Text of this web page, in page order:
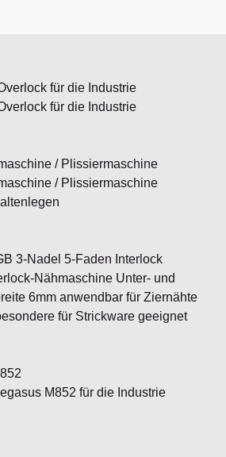
für die Industrie
für die Industrie
/ Plissiermaschine
/ Plissiermaschine
3-Nadel 5-Faden Interlock
Nähmaschine Unter- und
6mm anwendbar für Ziernähte
für Strickware geeignet
M852 für die Industrie